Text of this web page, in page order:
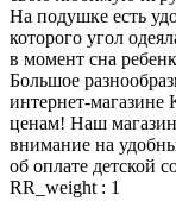
На подушке есть
которого угол
в момент сна
Большое
интернет-магазине
ценам! Наш
внимание на
об оплате детской
RR_weight : 1